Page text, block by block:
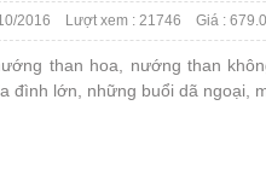
2016 Lượt xem : 21746 Giá :
than hoa, nướng than
đình lớn, những buổi dã ngoại,